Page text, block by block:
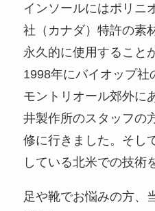
インソールにはポリニ
社（カナダ）特許の素
永久的に使用すること
1998年にバイオップ社
モントリオール郊外に
井製作所のスタッフの
修に行きました。そし
している北米での技術
足や靴でお悩みの方、